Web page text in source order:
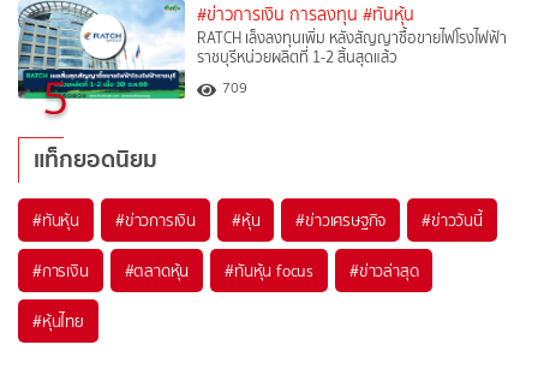
5
#ข่าวการเงิน การลงทุน #ทันหุ้น
RATCH เล็งลงทุนเพิ่ม หลังสัญญาซื้อขายไฟโรงไฟฟ้า
ราชบุรีหน่วยผลิตที่ 1-2 สิ้นสุดแล้ว
709
แท็กยอดนิยม
#ทันหุ้น #ข่าวการเงิน #หุ้น #ข่าวเศรษฐกิจ #ข่าววันนี้
#การเงิน #ตลาดหุ้น #ทันหุ้น focus #ข่าวล่าสุด
#หุ้นไทย